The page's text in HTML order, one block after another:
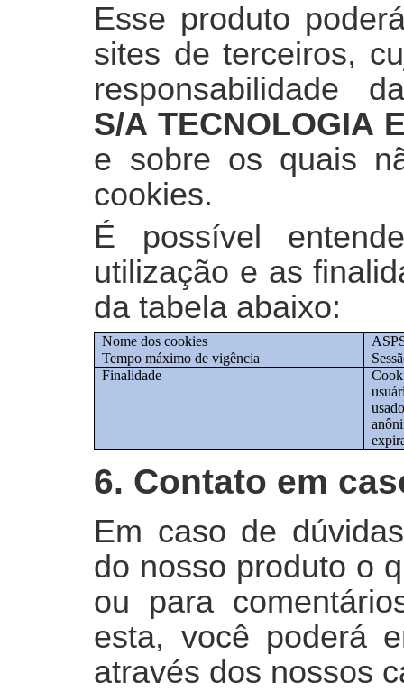
Esse produto
sites de terceiros,
responsabilidade
S/A TECNOLOGIA
e sobre os quais
cookies.
É possível
utilização e as
da tabela abaixo:
Nome dos cookies
Tempo máximo de vigência
Finalidade
6. Contato em
Em caso de
do nosso produto o
ou para
esta, você poderá
através dos nossos